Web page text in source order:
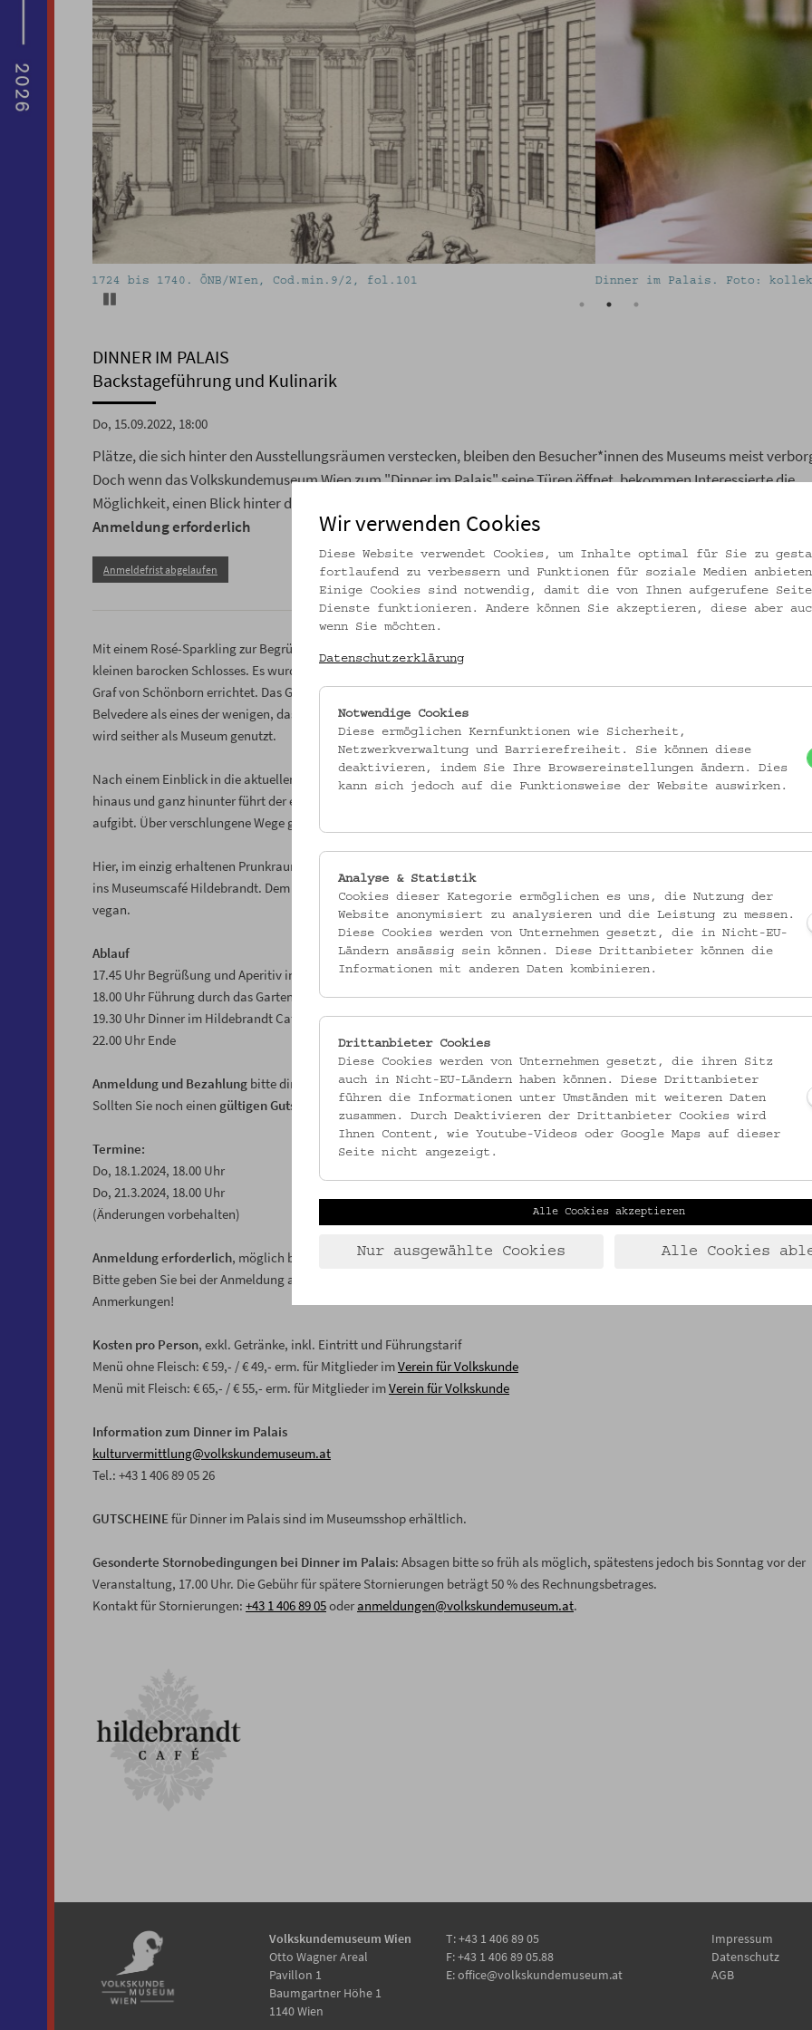
Dinner im Palais. Foto: kollektiv fischka/kramar © Volkskundemuseum Wien
DINNER IM PALAIS
Backstageführung und Kulinarik
Do, 15.09.2022, 18:00
Plätze, die sich hinter den Ausstellungsräumen verstecken, bleiben den Besucher*innen des Museums meist
Doch wenn das Volkskundemuseum Wien zum "Dinner im Palais" seine Türen öffnet, bekommen Interessierte die
Möglichkeit, einen Blick hinter die Kulissen zu werfen.
Anmeldung erforderlich
Anmeldefrist abgelaufen
Mit einem Rosé-Sparkling zur Begrüßung in der Passage beginnt die kunst- und architekturhistorische Führung durch das Innere
kleinen barocken Schlosses. Es wurde zwischen 1706 und 1715 von Johann Lucas von Hildebrandt für den Reichsvizekanzler
Graf von Schönborn errichtet. Das Gartenpalais Schönborn gilt als das erste große Bauwerk Hildebrandts in Wien und neben dem
Belvedere als eines der wenigen, das äußerlich kaum verändert wurde. 1917 wurde das Palais dem Verein für Volkskunde
wird seither als Museum genutzt.
Nach einem Einblick in die aktuellen Ausstellungen finden sich die Teilnehmer*innen auf "der anderen Seite" des Museums wieder.
hinaus und ganz hinunter führt der einstündige Rundgang vom Dachboden bis zum Souterrain, dessen ehemalige Nutzung heute
aufgibt. Über verschlungene Wege geht es über die Wendeltreppe, vorbei am Kopierer, zur Bibliothek und in den Blauen Salon.
Hier, im einzig erhaltenen Prunkraum des Hauses, lassen die Gäste die Führung ausklingen und begeben sich zum anschließenden
ins Museumscafé Hildebrandt. Dem Gruß aus der Küche folgt ein dreigängiges Menü in Bio-Qualität – auf Wunsch auch
vegan.
Ablauf
17.45 Uhr Begrüßung und Aperitiv in der Passage
18.00 Uhr Führungdurch das Gartenpalais Schönborn
19.30 Uhr Dinner im Hildebrandt Café
22.00 Uhr Ende
Anmeldung und Bezahlung bitte direkt über denOnline Shopdes Hildebrandt Cafés.
Sollten Sie noch einen gültigen Gutschein haben, melden Sie sich bitte direkt anhi@hildebrandt.cafe
Termine:
Do, 18.1.2024, 18.00 Uhr
Do, 21.3.2024, 18.00 Uhr
(Änderungen vorbehalten)
Anmeldung erforderlich, möglich bis Sonntag, 17.00 Uhr vor der Veranstaltung.
Bitte geben Sie bei der Anmeldung an, ob Sie ein
Anmerkungen!
Kosten pro Person, exkl. Getränke, inkl. Eintritt und Führungstarif
Menü ohne Fleisch: € 59,- / € 49,- erm. für Mitglieder imVerein für Volkskunde
Menü mit Fleisch: € 65,- / € 55,- erm. für Mitglieder imVerein für Volkskunde
Information zum Dinner im Palais
kulturvermittlung@volkskundemuseum.at
Tel.: +43 1 406 89 05 26
GUTSCHEINEfür Dinner im Palais sind im Museumsshop erhältlich.
Gesonderte Stornobedingungen bei Dinner im Palais: Absagen bitte so früh als möglich, spätestens jedoch bis Sonntag vor der
Veranstaltung, 17.00 Uhr. Die Gebühr für spätere Stornierungen beträgt 50 % des Rechnungsbetrages.
Kontakt für Stornierungen: +43 1 406 89 05oderanmeldungen@volkskundemuseum.at.
Volkskundemuseum Wien
Otto Wagner Areal
Pavillon 1
Baumgartner Höhe 1
1140 Wien
T:+43 1 406 89 05
F: +43 1 406 89 05.88
E:office@volkskundemuseum.at
Impressum
Datenschutz
AGB
Wir verwenden Cookies
Diese Website verwendet Cookies, um Inhalte optimal für Sie zu
fortlaufend zu verbessern und Funktionen für soziale Medien anbieten
Einige Cookies sind notwendig, damit die von Ihnen aufgerufene
Dienste funktionieren. Andere können Sie akzeptieren, diese aber
wenn Sie möchten.
Datenschutzerklärung
Notwendige Cookies
Diese ermöglichen Kernfunktionen wie Sicherheit,
Netzwerkverwaltung und Barrierefreiheit. Sie können diese
deaktivieren, indem Sie Ihre Browsereinstellungen ändern. Dies
kann sich jedoch auf die Funktionsweise der Website auswirken.
Analyse & Statistik
Cookies dieser Kategorie ermöglichen es uns, die Nutzung der
Website anonymisiert zu analysieren und die Leistung zu messen.
Diese Cookies werden von Unternehmen gesetzt, die in Nicht-EU-
Ländern ansässig sein können. Diese Drittanbieter können die
Informationen mit anderen Daten kombinieren.
Drittanbieter Cookies
Diese Cookies werden von Unternehmen gesetzt, die ihren Sitz
auch in Nicht-EU-Ländern haben können. Diese Drittanbieter
führen die Informationen unter Umständen mit weiteren Daten
zusammen. Durch Deaktivieren der Drittanbieter Cookies wird
Ihnen Content, wie Youtube-Videos oder Google Maps auf dieser
Seite nicht angezeigt.
Alle Cookies akzeptieren
Nur ausgewählte Cookies Alle Cookies